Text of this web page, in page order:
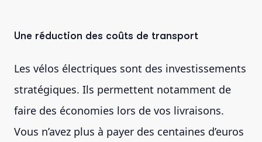
Une réduction des coûts de transport
Les vélos électriques sont des investissements
stratégiques. Ils permettent notamment de
faire des économies lors de vos livraisons.
Vous n’avez plus à payer des centaines d’euros